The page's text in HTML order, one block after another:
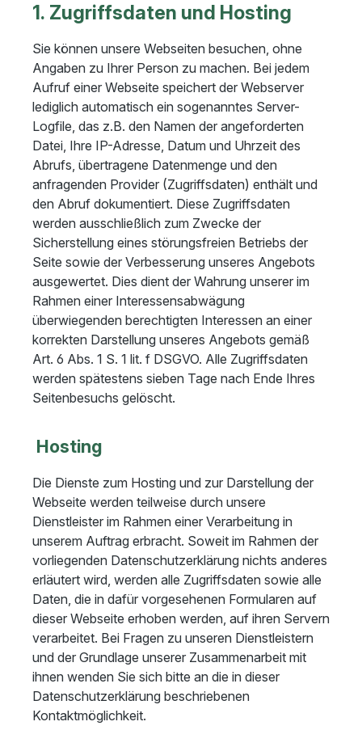
1. Zugriffsdaten und Hosting
Sie können unsere Webseiten besuchen, ohne
Angaben zu Ihrer Person zu machen. Bei jedem
Aufruf einer Webseite speichert der Webserver
lediglich automatisch ein sogenanntes Server-
Logfile, das z.B. den Namen der angeforderten
Datei, Ihre IP-Adresse, Datum und Uhrzeit des
Abrufs, übertragene Datenmenge und den
anfragenden Provider (Zugriffsdaten) enthält und
den Abruf dokumentiert. Diese Zugriffsdaten
werden ausschließlich zum Zwecke der
Sicherstellung eines störungsfreien Betriebs der
Seite sowie der Verbesserung unseres Angebots
ausgewertet. Dies dient der Wahrung unserer im
Rahmen einer Interessensabwägung
überwiegenden berechtigten Interessen an einer
korrekten Darstellung unseres Angebots gemäß
Art. 6 Abs. 1 S. 1 lit. f DSGVO. Alle Zugriffsdaten
werden spätestens sieben Tage nach Ende Ihres
Seitenbesuchs gelöscht.
Hosting
Die Dienste zum Hosting und zur Darstellung der
Webseite werden teilweise durch unsere
Dienstleister im Rahmen einer Verarbeitung in
unserem Auftrag erbracht. Soweit im Rahmen der
vorliegenden Datenschutzerklärung nichts anderes
erläutert wird, werden alle Zugriffsdaten sowie alle
Daten, die in dafür vorgesehenen Formularen auf
dieser Webseite erhoben werden, auf ihren Servern
verarbeitet. Bei Fragen zu unseren Dienstleistern
und der Grundlage unserer Zusammenarbeit mit
ihnen wenden Sie sich bitte an die in dieser
Datenschutzerklärung beschriebenen
Kontaktmöglichkeit.